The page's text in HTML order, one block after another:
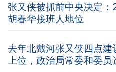
张又侠被抓前中央决定
胡春华接班人地位
去年北戴河张又侠四点
上位，政治局常委和委员